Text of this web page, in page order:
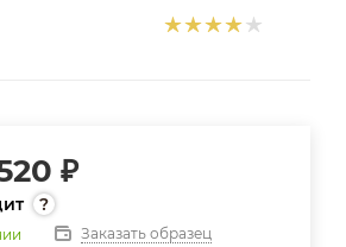
₽
Заказать образец